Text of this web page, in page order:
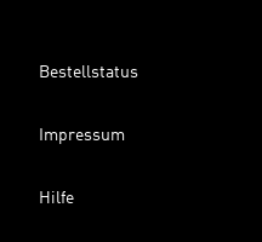
Bestellstatus
Impressum
Hilfe